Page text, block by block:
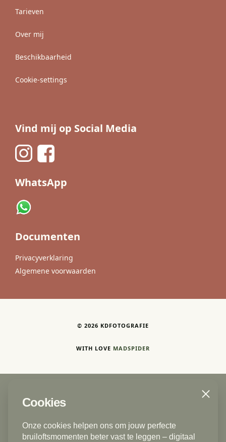
Tarieven
Over mij
Beschikbaarheid
Cookie-settings
Vind mij op Social Media
WhatsApp
Documenten
Privacyverklaring
Algemene voorwaarden
© 2026 KDFOTOGRAFIE
WITH LOVE MADSPIDER
Den Haag - Delft - Voorburg - Rijswijk ZH -
Zoetermeer - Gouda - Rotterdam - Vlaardingen -
Cookies
Onze cookies helpen ons om jouw perfecte
bruiloftsmomenten beter vast te leggen – digitaal
Close